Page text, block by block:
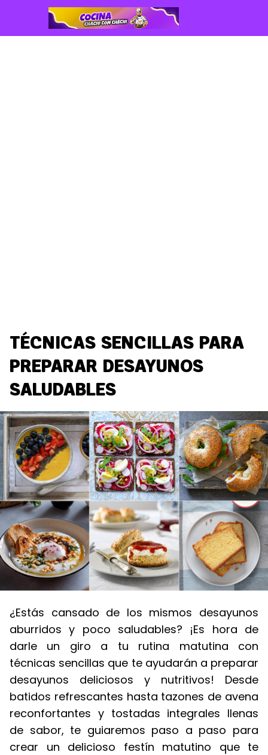
TÉCNICAS SENCILLAS PARA
PREPARAR DESAYUNOS
SALUDABLES
¿Estás cansado de los mismos desayunos
aburridos y poco saludables? ¡Es hora de
darle un giro a tu rutina matutina con
técnicas sencillas que te ayudarán a preparar
desayunos deliciosos y nutritivos! Desde
batidos refrescantes hasta tazones de avena
reconfortantes y tostadas integrales llenas
de sabor, te guiaremos paso a paso para
crear un delicioso festín matutino que te